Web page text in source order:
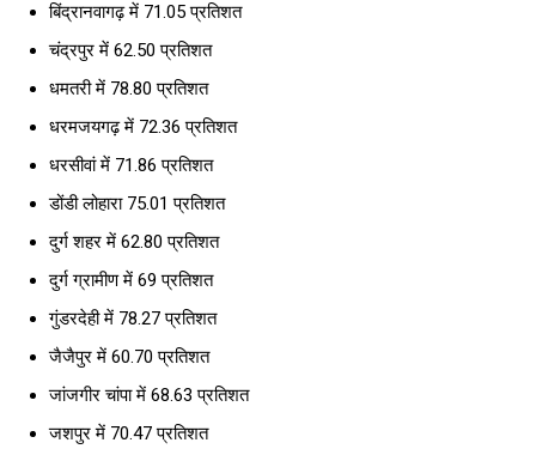
बिंद्रानवागढ़ में 71.05 प्रतिशत
चंद्रपुर में 62.50 प्रतिशत
धमतरी में 78.80 प्रतिशत
धरमजयगढ़ में 72.36 प्रतिशत
धरसीवां में 71.86 प्रतिशत
डोंडी लोहारा 75.01 प्रतिशत
दुर्ग शहर में 62.80 प्रतिशत
दुर्ग ग्रामीण में 69 प्रतिशत
गुंडरदेही में 78.27 प्रतिशत
जैजैपुर में 60.70 प्रतिशत
जांजगीर चांपा में 68.63 प्रतिशत
जशपुर में 70.47 प्रतिशत